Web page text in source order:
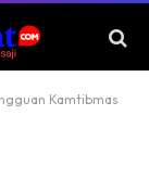
Kamtibmas